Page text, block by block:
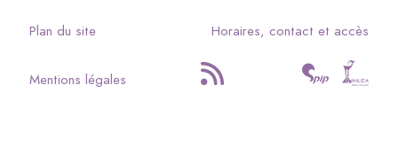
Plan du site Horaires, contact et accès
Mentions légales